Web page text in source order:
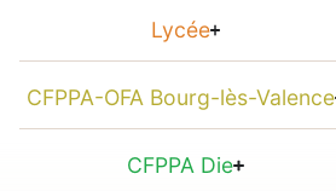
Lycée
CFPPA-OFA Bourg-lès-Valence
CFPPA Die